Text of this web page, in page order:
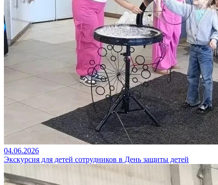
04.06.2026
Экскурсия для детей сотрудников в День защиты детей